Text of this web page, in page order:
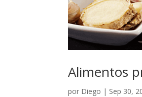
Alimentos
por Diego | Sep 30,